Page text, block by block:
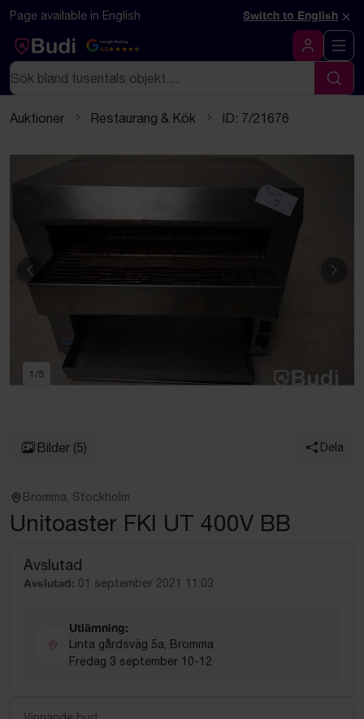
Hoppa till innehåll
Textbaserad (markdown) version av denna sida
Page available in English Switch to English ×
Google Rating
4.5
Logga in
Sök
Sök
Auktioner Restaurang & Kök ID: 7/21676
Föregående
1 /5
Bilder (5) Dela
Bromma, Stockholm
Unitoaster FKI UT 400V BB
Avslutad
Avslutad: 01 september 2021 11:03
Utlämning:
Linta gårdsväg 5a, Bromma
Fredag 3 september 10-12